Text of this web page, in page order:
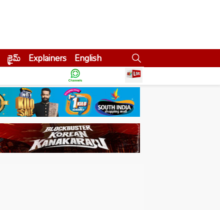
క్రైమ్ Explainers English